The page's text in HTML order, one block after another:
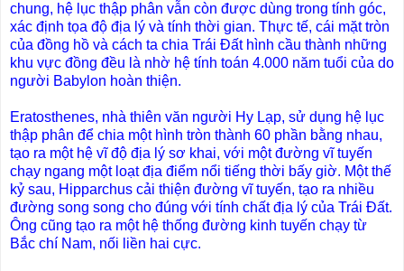
chung, hệ lục thập phân vẫn còn được dùng trong tính góc,
xác định tọa độ địa lý và tính thời gian. Thực tế, cái mặt tròn
của đồng hồ và cách ta chia Trái Đất hình cầu thành những
khu vực đồng đều là nhờ hệ tính toán 4.000 năm tuổi của do
người Babylon hoàn thiện.
Eratosthenes, nhà thiên văn người Hy Lạp, sử dụng hệ lục
thập phân để chia một hình tròn thành 60 phần bằng nhau,
tạo ra một hệ vĩ độ địa lý sơ khai, với một đường vĩ tuyến
chạy ngang một loạt địa điểm nổi tiếng thời bấy giờ. Một thế
kỷ sau, Hipparchus cải thiện đường vĩ tuyến, tạo ra nhiều
đường song song cho đúng với tính chất địa lý của Trái Đất.
Ông cũng tạo ra một hệ thống đường kinh tuyến chạy từ
Bắc chí Nam, nối liền hai cực.